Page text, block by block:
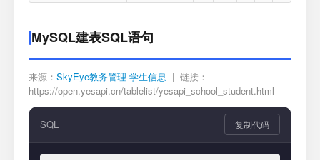
MySQL建表SQL语句
来源： SkyEye教务管理-学生信息 | 链接：
https://open.yesapi.cn/tablelist/yesapi_school_student.html
SQL 复制代码